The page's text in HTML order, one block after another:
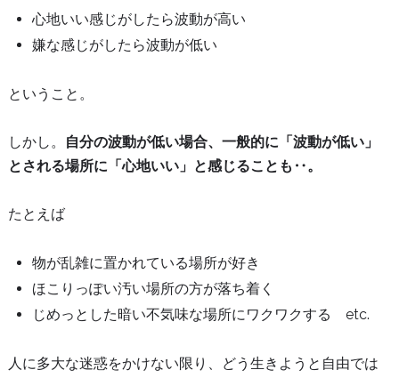
心地いい感じがしたら波動が高い
嫌な感じがしたら波動が低い
ということ。
しかし。
自分の波動が低い場合、一般的に「波動が低い」
とされる場所に「心地いい」と感じることも‥。
たとえば
物が乱雑に置かれている場所が好き
ほこりっぽい汚い場所の方が落ち着く
じめっとした暗い不気味な場所にワクワクする etc.
人に多大な迷惑をかけない限り、どう生きようと自由では